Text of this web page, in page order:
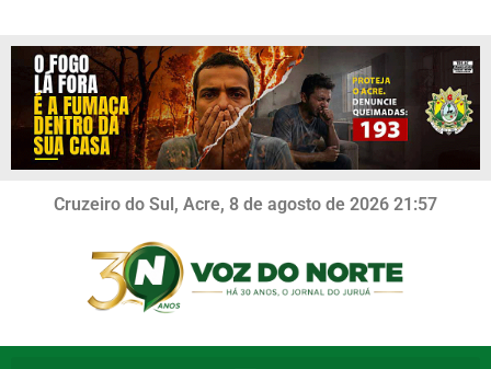
Cruzeiro do Sul, Acre, 8 de agosto de 2026 21:57